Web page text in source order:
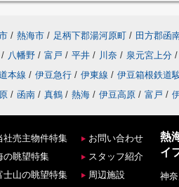
/ 熱海市 / 足柄下郡湯河原町 / 田方郡函
/ 八幡野 / 富戸 / 平井 / 川奈 / 泉元宮上分 /
本線 / 伊豆急行 / 伊東線 / 伊豆箱根鉄道
/ 函南 / 真鶴 / 熱海 / 伊豆高原 / 富戸 /
社売主物件特集
の眺望特集
士山の眺望特集
お問い合わせ
スタッフ紹介
周辺施設
熱
イ
神